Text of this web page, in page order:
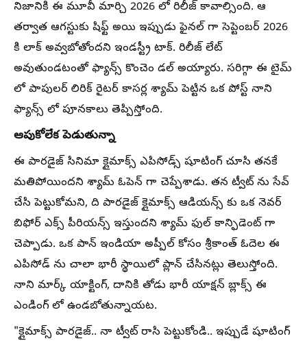
నిజానికి ఈ మూవీ మార్చి 2026 లో రిలీజ్ కావాల్సింది. ఆ
తర్వాత ఆగస్టుకు షిఫ్ట్ అయి ఇప్పుడు ఫైనల్ గా సెప్టెంబర్ 2026
కి లాక్ అవ్వబోతోందని ఇండస్ట్రీ టాక్. రిలీజ్ లేట్
అవుతుండటంతో ఫ్యాన్స్ కొంచెం డల్ అయ్యారు. సరిగ్గా ఈ టైమ్
లో పాపులర్ లిరిక్ రైటర్ కాసర్ల శ్యామ్ పెట్టిన ఒక పోస్ట్ నాని
ఫ్యాన్స్ లో పూనకాలు తెప్పిస్తోంది.
ఆపుకోలేక పెడుతున్నా
ఈ పారడైజ్ సినిమా క్లైమాక్స్ ఎపిసోడ్స్ షూటింగ్ చూసి తనకే
మతిపోయిందని శ్యామ్ ఓపెన్ గా చెప్పేశాడు. తన ట్వీట్ ను సేవ్
చేసి పెట్టుకోమని, ది పారడైజ్ క్లైమాక్స్ ఆడియన్స్ కు ఒక నెవర్
బిఫోర్ ఎక్స్ పీరియన్స్ ఇస్తుందని శ్యామ్ ఫుల్ కాన్ఫిడెంట్ గా
చెప్పాడు. ఒక పాన్ ఇండియా అప్పీల్ కోసం శ్రీకాంత్ ఓదెల ఈ
ఎపిసోడ్ ను చాలా భారీ స్థాయిలో ప్లాన్ చేసినట్లు తెలుస్తోంది.
నాని మార్క్ యాక్టింగ్, దానికి తోడు భారీ యాక్షన్ బ్లాక్స్ ఈ
ఎండింగ్ లో ఉండబోతున్నాయట.
"క్లైమాక్స్ పారడైజ్.. నా ట్వీట్ రాసి పెట్టుకోండి.. ఇప్పుడే షూటింగ్